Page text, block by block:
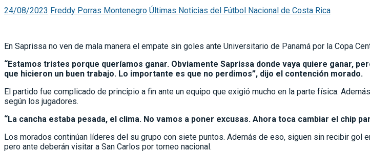
24/08/2023 Freddy Porras Montenegro Últimas Noticias del Fútbol Nacional de Costa Rica
En Saprissa no ven de mala manera el empate sin goles ante Universitario de Panamá por la Copa
“Estamos tristes porque queríamos ganar. Obviamente Saprissa donde vaya quiere ganar,
que hicieron un buen trabajo. Lo importante es que no perdimos”, dijo el contención morado.
El partido fue complicado de principio a fin ante un equipo que exigió mucho en la parte física.
según los jugadores.
“La cancha estaba pesada, el clima. No vamos a poner excusas. Ahora toca cambiar el chip
Los morados continúan líderes del su grupo con siete puntos. Además de eso, siguen sin recibir gol
pero ante deberán visitar a San Carlos por torneo nacional.